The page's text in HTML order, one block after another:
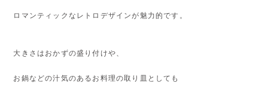
ロマンティックなレトロデザインが魅力的です。
大きさはおかずの盛り付けや、
お鍋などの汁気のあるお料理の取り皿としても